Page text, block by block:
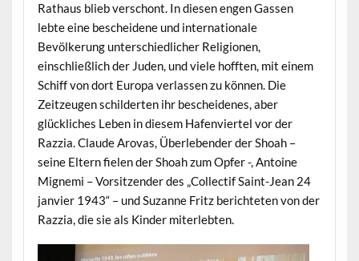
Rathaus blieb verschont. In diesen engen Gassen
lebte eine bescheidene und internationale
Bevölkerung unterschiedlicher Religionen,
einschließlich der Juden, und viele hofften, mit einem
Schiff von dort Europa verlassen zu können. Die
Zeitzeugen schilderten ihr bescheidenes, aber
glückliches Leben in diesem Hafenviertel vor der
Razzia. Claude Arovas, Überlebender der Shoah –
seine Eltern fielen der Shoah zum Opfer -, Antoine
Mignemi – Vorsitzender des „Collectif Saint-Jean 24
janvier 1943“ – und Suzanne Fritz berichteten von der
Razzia, die sie als Kinder miterlebten.